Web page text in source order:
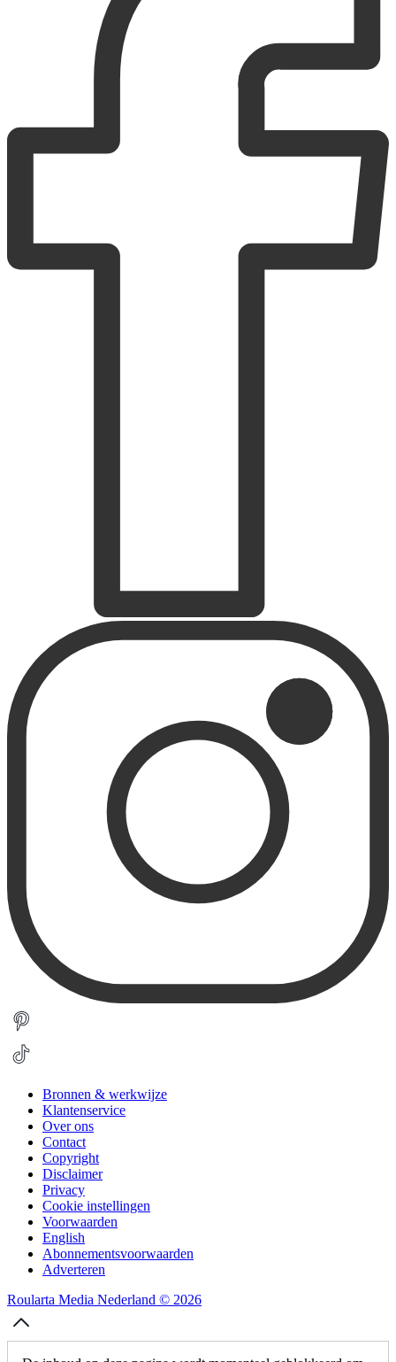
Bronnen & werkwijze
Klantenservice
Over ons
Contact
Copyright
Disclaimer
Privacy
Cookie instellingen
Voorwaarden
English
Abonnementsvoorwaarden
Adverteren
Roularta Media Nederland © 2026